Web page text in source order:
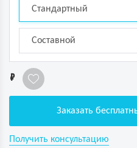
Стандартный
Составной
1
Заказать
Получить консультацию